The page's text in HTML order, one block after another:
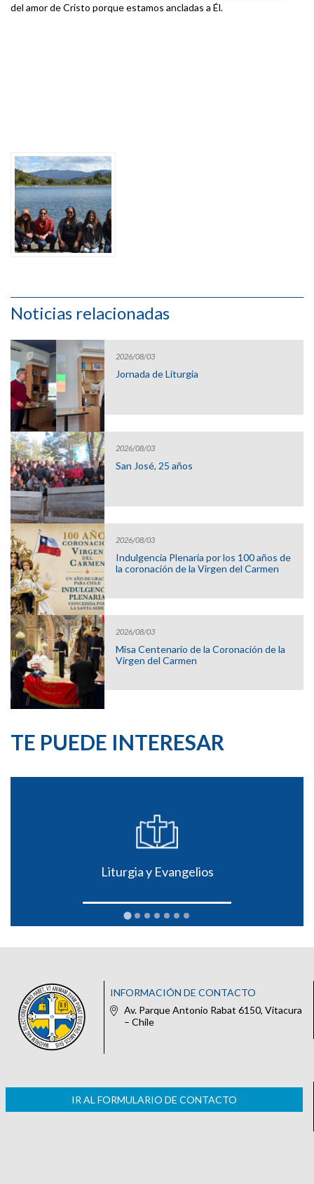
del amor de Cristo porque estamos ancladas a Él.
Noticias relacionadas
2026/08/03
Jornada de Liturgia
2026/08/03
San José, 25 años
2026/08/03
Indulgencia Plenaria por los 100 años de
la coronación de la Virgen del Carmen
2026/08/03
Misa Centenario de la Coronación de la
Virgen del Carmen
TE PUEDE INTERESAR
Liturgia y Evangelios
INFORMACIÓN DE CONTACTO
Av. Parque Antonio Rabat 6150, Vitacura
– Chile
IR AL FORMULARIO DE CONTACTO